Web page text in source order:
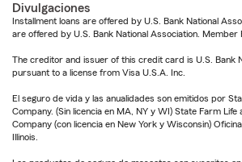
Divulgaciones
Installment loans are offered by U.S. Bank National
are offered by U.S. Bank National Association. Member
The creditor and issuer of this credit card is U.S. Bank
pursuant to a license from Visa U.S.A. Inc.
El seguro de vida y las anualidades son emitidos por
Company. (Sin licencia en MA, NY y WI) State Farm
Company (con licencia en New York y Wisconsin)
Illinois.